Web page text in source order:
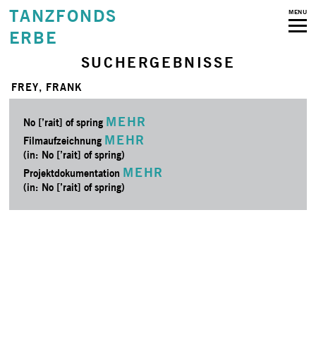
TANZFONDS
ERBE
MENU
SUCHERGEBNISSE
FREY, FRANK
No [’rait] of spring MEHR
Filmaufzeichnung MEHR
(in: No [’rait] of spring)
Projektdokumentation MEHR
(in: No [’rait] of spring)